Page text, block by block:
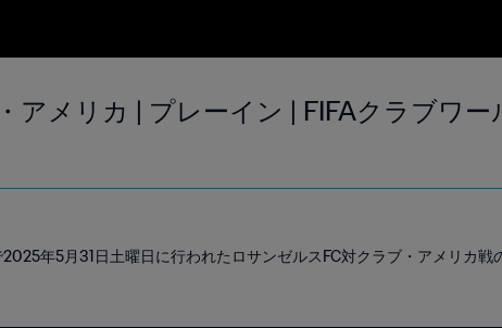
アメリカ | プレーイン | FIFAクラブワー
年5月31日土曜日に行われたロサンゼルスFC対クラブ・アメリカ戦